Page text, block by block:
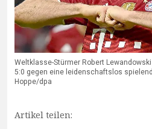
Weltklasse-Stürmer Robert
5:0 gegen eine leidenschaftslos
Hoppe/dpa
Artikel teilen: